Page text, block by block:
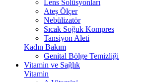
Lens Solüsyonları
Ateş Ölçer
Nebülizatör
Sıcak Soğuk Kompres
Tansiyon Aleti
Kadın Bakım
Genital Bölge Temizliği
Vitamin ve Sağlık
Vitamin